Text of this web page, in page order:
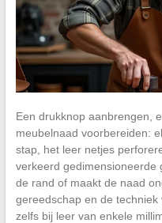
Een drukknop aanbrengen,
meubelnaad voorbereiden:
stap, het leer netjes
verkeerd gedimensioneerde
de rand of maakt de naad
gereedschap en de techniek
zelfs bij leer van enkele